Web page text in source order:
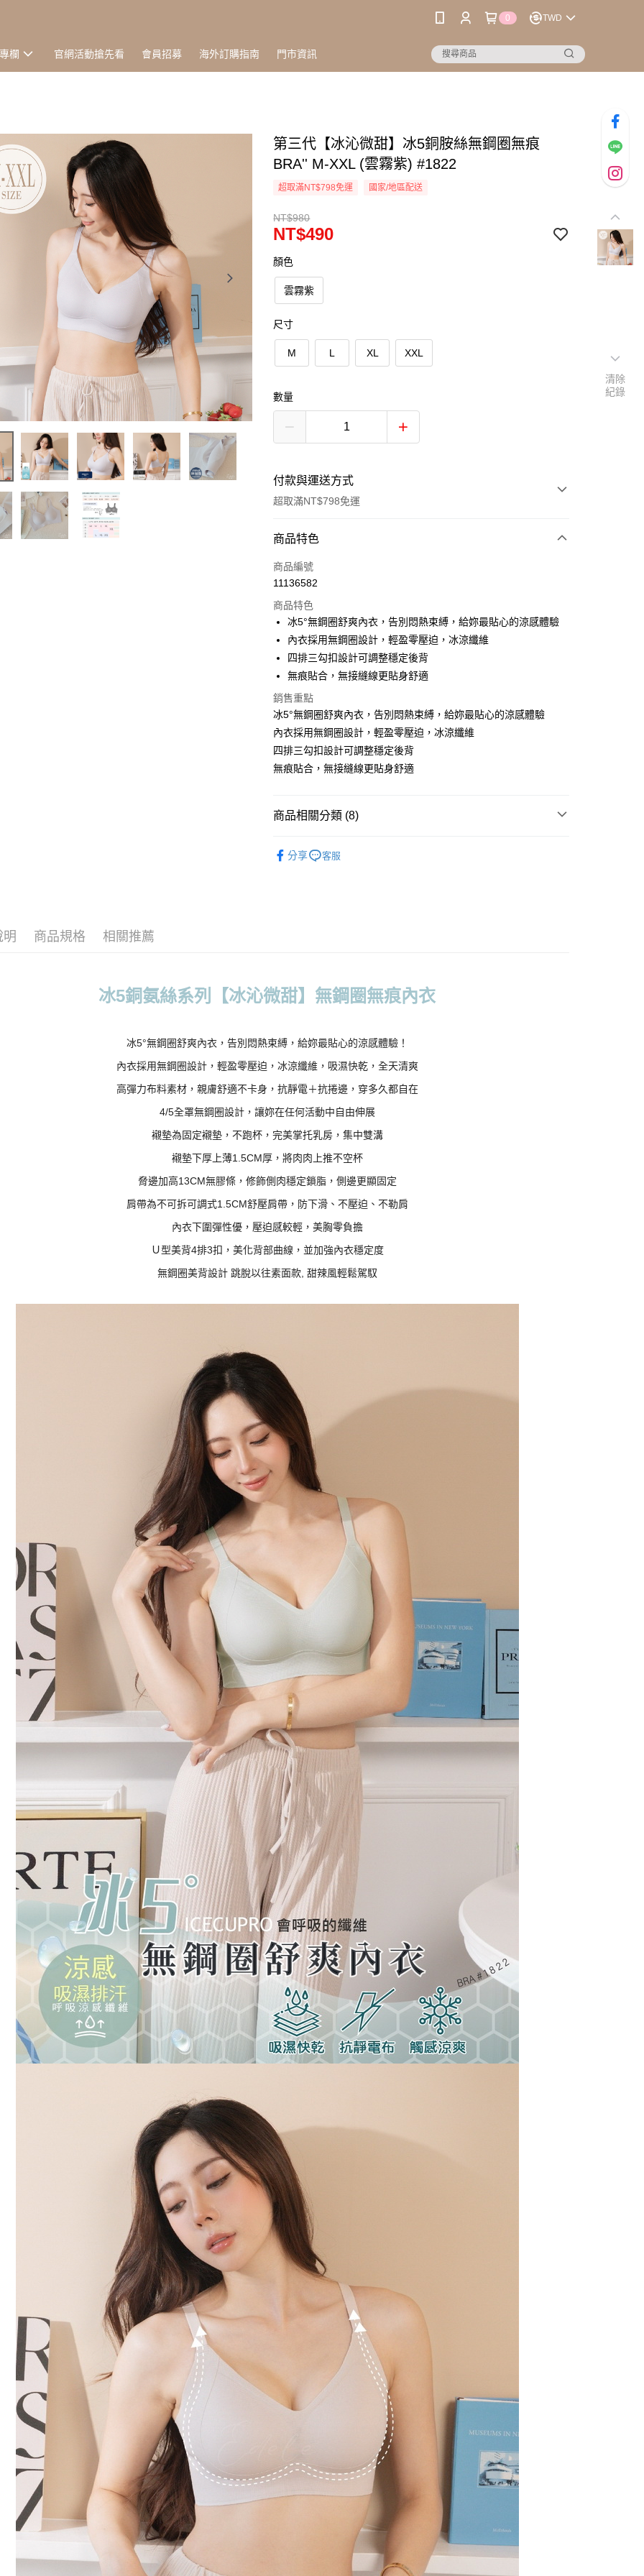
0 TWD
欄 官網活動搶先看 會員招募 海外訂購指南 門市資訊
第三代【冰沁微甜】冰5銅胺絲無鋼圈無痕
BRA'' M-XXL (雲霧紫) #1822
超取滿NT$798免運 國家/地區配送
NT$980
NT$490
顏色
雲霧紫
尺寸
M L XL XXL
數量
付款與運送方式
超取滿NT$798免運
付款方式
信用卡一次付款
LINE Pay
Apple Pay
街口支付
悠遊付
ATM付款
貨到付款
全家取貨付款
7-11取貨付款
每筆NT$70，滿NT$799(含以上)免運費
每筆NT$70，滿NT$799(含以上)免運費
每筆NT$100
每筆NT$110，滿NT$1,000(含以上)免運費
商品特色
商品編號
11136582
商品特色
冰5°無鋼圈舒爽內衣，告別悶熱束縛，給妳最貼心的涼感體驗
內衣採用無鋼圈設計，輕盈零壓迫，冰涼纖維
四排三勾扣設計可調整穩定後背
無痕貼合，無接縫線更貼身舒適
銷售重點
冰5°無鋼圈舒爽內衣，告別悶熱束縛，給妳最貼心的涼感體驗
內衣採用無鋼圈設計，輕盈零壓迫，冰涼纖維
四排三勾扣設計可調整穩定後背
無痕貼合，無接縫線更貼身舒適
商品相關分類 (8)
New Arrival │本月上新
分享 客服
明 商品規格 相關推薦
冰5銅氨絲系列【冰沁微甜】無鋼圈無痕內衣
冰5°無鋼圈舒爽內衣，告別悶熱束縛，給妳最貼心的涼感體驗！
內衣採用無鋼圈設計，輕盈零壓迫，冰涼纖維，吸濕快乾，全天清爽
高彈力布料素材，親膚舒適不卡身，抗靜電＋抗捲邊，穿多久都自在
4/5全罩無鋼圈設計，讓妳在任何活動中自由伸展
襯墊為固定襯墊，不跑杯，完美掌托乳房，集中雙溝
襯墊下厚上薄1.5CM厚，將肉肉上推不空杯
脅邊加高13CM無膠條，修飾側肉穩定鎖脂，側邊更顯固定
肩帶為不可拆可調式1.5CM舒壓肩帶，防下滑、不壓迫、不勒肩
內衣下圍彈性優，壓迫感較輕，美胸零負擔
Ｕ型美背4排3扣，美化背部曲線，並加強內衣穩定度
無鋼圈美背設計 跳脫以往素面款, 甜辣風輕鬆駕馭
清除
紀錄